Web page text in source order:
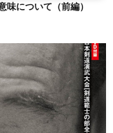
について（前編）